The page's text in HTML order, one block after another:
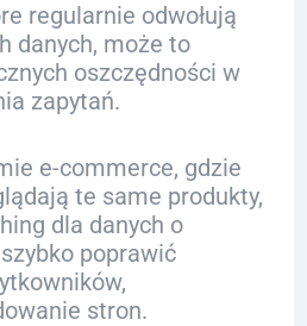
regularnie odwołują
danych, może to
oszczędności w
zapytań.
e-commerce, gdzie
te same produkty,
dla danych o
poprawić
stron.